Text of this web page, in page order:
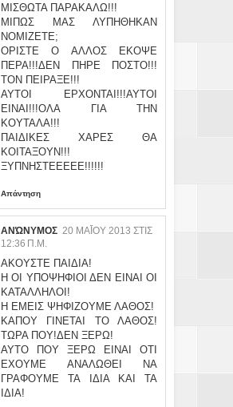
ΜΙΣΘΩΤΑ ΠΑΡΑΚΑΛΩ!!!
ΜΙΠΩΣ ΜΑΣ ΛΥΠΗΘΗΚΑΝ
ΝΟΜΙΖΕΤΕ;
ΟΡΙΣΤΕ Ο ΑΛΛΟΣ ΕΚΟΨΕ
ΠΕΡΑ!!!ΔΕΝ ΠΗΡΕ ΠΟΣΤΟ!!!
ΤΟΝ ΠΕΙΡΑΞΕ!!!
ΑΥΤΟΙ ΕΡΧΟΝΤΑΙ!!!ΑΥΤΟΙ
ΕΙΝΑΙ!!!ΟΛΑ ΓΙΑ ΤΗΝ
ΚΟΥΤΑΛΑ!!!
ΠΑΙΔΙΚΕΣ ΧΑΡΕΣ ΘΑ
ΚΟΙΤΑΞΟΥΝ!!!
ΞΥΠΝΗΣΤΕΕΕΕΕ!!!!!!
Απάντηση
ΑΝΏΝΥΜΟΣ 20 ΜΑΪ́ΟΥ 2013 ΣΤΙΣ 12
:36 Π.Μ.
ΑΚΟΥΣΤΕ ΠΑΙΔΙΑ!
Η ΟΙ ΥΠΟΨΗΦΙΟΙ ΔΕΝ ΕΙΝΑΙ ΟΙ
ΚΑΤΑΛΛΗΛΟΙ!
Η ΕΜΕΙΣ ΨΗΦΙΖΟΥΜΕ ΛΑΘΟΣ!
ΚΑΠΟΥ ΓΙΝΕΤΑΙ ΤΟ ΛΑΘΟΣ!
ΤΩΡΑ ΠΟΥ!ΔΕΝ ΞΕΡΩ!
ΑΥΤΟ ΠΟΥ ΞΕΡΩ ΕΙΝΑΙ ΟΤΙ
ΕΧΟΥΜΕ ΑΝΑΛΩΘΕΙ ΝΑ
ΓΡΑΦΟΥΜΕ ΤΑ ΙΔΙΑ ΚΑΙ ΤΑ
ΙΔΙΑ!